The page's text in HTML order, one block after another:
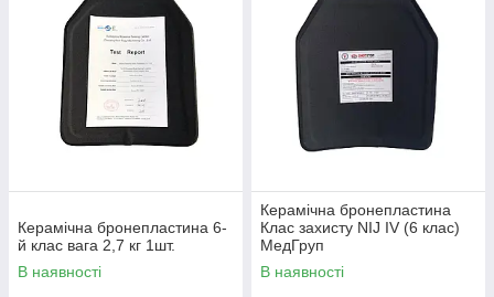
Керамічна бронепластина 6-
й клас вага 2,7 кг 1шт.
В наявності
Керамічна бронепластина
Клас захисту NIJ IV (6 клас)
МедГруп
В наявності